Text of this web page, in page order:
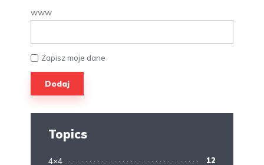
www
Zapisz moje dane
Topics
4×4 12